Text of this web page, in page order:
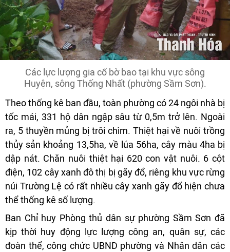
Các lực lượng gia cố bờ bao tại khu vực sông
Huyện, sông Thống Nhất (phường Sầm Sơn).
Theo thống kê ban đầu, toàn phường có 24 ngôi nhà bị
tốc mái, 331 hộ dân ngập sâu từ 0,5m trở lên. Ngoài
ra, 5 thuyền mủng bị trôi chìm. Thiệt hại về nuôi trồng
thủy sản khoảng 13,5ha, về lúa 56ha, cây màu 4ha bị
dập nát. Chăn nuôi thiệt hại 620 con vật nuôi. 6 cột
điện, 102 cây xanh đô thị bị gãy đổ, riêng khu vực rừng
núi Trường Lệ có rất nhiều cây xanh gãy đổ hiện chưa
thể thống kê số lượng.
Ban Chỉ huy Phòng thủ dân sự phường Sầm Sơn đã
kịp thời huy động lực lượng công an, quân sự, các
đoàn thể, công chức UBND phường và Nhân dân các